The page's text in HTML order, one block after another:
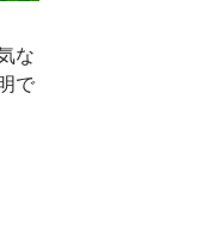
な
で